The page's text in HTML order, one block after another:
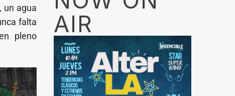
un agua
falta
pleno
AIR